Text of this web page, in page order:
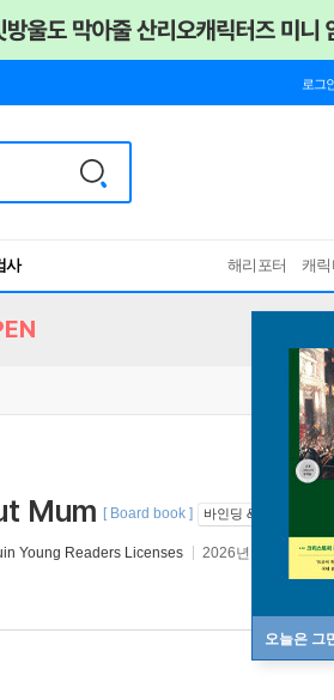
로그
사
해리포터 캐
오늘은 그
Mum [ Board book ] 바인딩 & 에디션 안내
Young Readers Licenses 2026년 04월 07일